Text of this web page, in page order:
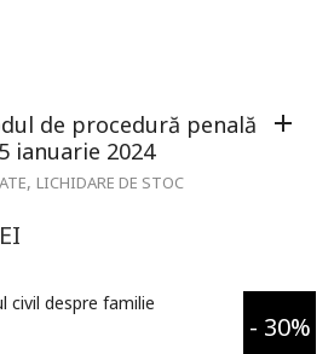
de procedură penală
ianuarie 2024
, LICHIDARE DE STOC
- 30%